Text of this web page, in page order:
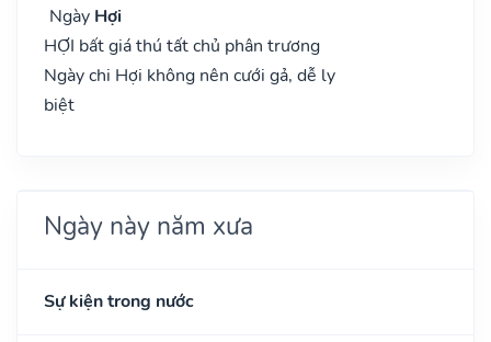
Ngày Hợi
HỢI bất giá thú tất chủ phân trương
Ngày chi Hợi không nên cưới gả, dễ ly
biệt
Ngày này năm xưa
Sự kiện trong nước